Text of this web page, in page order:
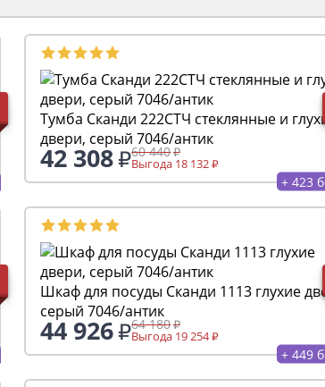
Тумба Сканди 222СТЧ стеклянные и
двери, серый 7046/антик
42 308 60 440
Выгода 18 132
+ 423
Шкаф для посуды Сканди 1113 глухие
серый 7046/антик
44 926 64 180
Выгода 19 254
+ 449